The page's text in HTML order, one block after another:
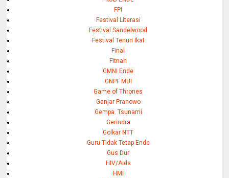
FPI
Festival Literasi
Festival Sandelwood
Festival Tenun Ikat
Final
Fitnah
GMNI Ende
GNPF MUI
Game of Thrones
Ganjar Pranowo
Gempa. Tsunami
Gerindra
Golkar NTT
Guru Tidak Tetap Ende
Gus Dur
HIV/Aids
HMI